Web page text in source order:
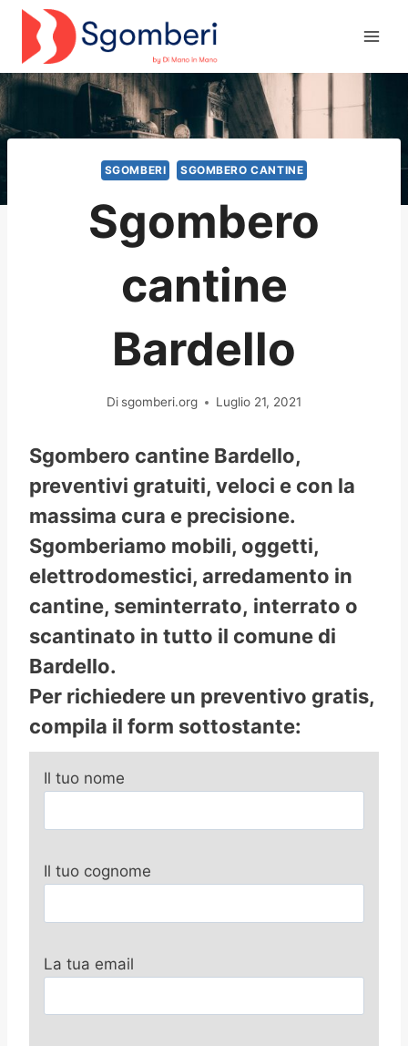
Salta
contenuto
SGOMBERI SGOMBERO CANTINE
Sgombero
cantine
Bardello
Di sgomberi.org Luglio 21, 2021
Sgombero cantine Bardello,
preventivi gratuiti, veloci e con la
massima cura e precisione.
Sgomberiamo mobili, oggetti,
elettrodomestici, arredamento in
cantine, seminterrato, interrato o
scantinato in tutto il comune di
Bardello.
Per richiedere un preventivo gratis,
compila il form sottostante:
Il tuo nome
Il tuo cognome
La tua email